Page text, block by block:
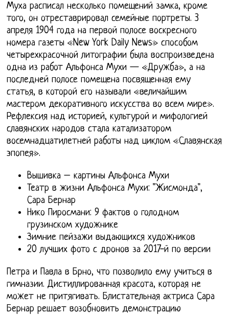
Муха расписал несколько помещений замка, кроме
того, он отреставрировал семейные портреты. 3
апреля 1904 года на первой полосе воскресного
номера газеты «New York Daily News» способом
четырехкрасочной литографии была воспроизведена
одна из работ Альфонса Мухи — «Дружба», а на
последней полосе помещена посвященная ему
статья, в которой его называли «величайшим
мастером декоративного искусства во всем мире».
Рефлексия над историей, культурой и мифологией
славянских народов стала катализатором
восемнадцатилетней работы над циклом «Славянская
эпопея».
Вышивка – картины Альфонса Мухи
Театр в жизни Альфонса Мухи: "Жисмонда",
Сара Бернар
Нико Пиросмани: 9 фактов о голодном
грузинском художнике
Зимние пейзажи выдающихся художников
20 лучших фото с дронов за 2017-й по версии
Петра и Павла в Брно, что позволило ему учиться в
гимназии. Дистиллированная красота, которая не
может не притягивать. Блистательная актриса Сара
Бернар решает возобновить демонстрацию